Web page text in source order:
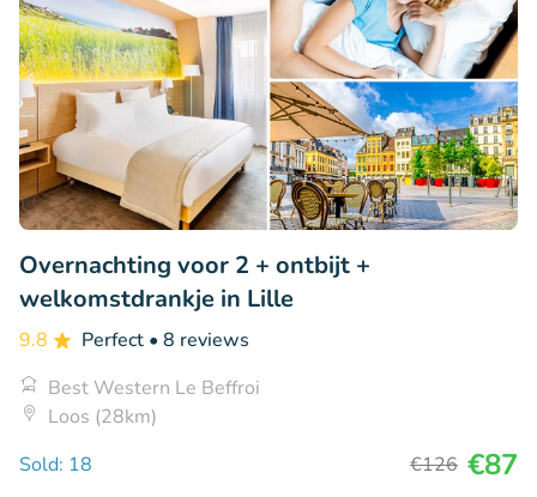
Overnachting voor 2 + ontbijt +
welkomstdrankje in Lille
9.8 Perfect • 8 reviews
Best Western Le Beffroi
Loos (28km)
Sold: 18
€126 €87